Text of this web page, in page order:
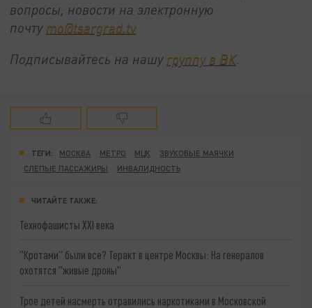
вопросы, новости на электронную
почту mo@tsargrad.tv
Подписывайтесь на нашу группу в ВК.
ТЕГИ: МОСКВА МЕТРО МЦК
ЗВУКОВЫЕ МАЯЧКИ
СЛЕПЫЕ ПАССАЖИРЫ
ИНВАЛИДНОСТЬ
ЧИТАЙТЕ ТАКЖЕ:
Технофашисты XXI века
"Кротами" были все? Теракт в центре Москвы: На генералов
охотятся "живые дроны"
Трое детей насмерть отравились наркотиками в Московской